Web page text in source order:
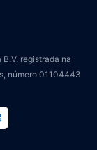
registrada na
número 01104443